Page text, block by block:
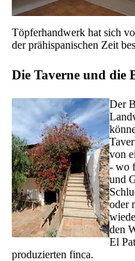
Töpferhandwerk hat sich
der prähispanischen Zeit
Die Taverne und die
Der
von
- wo
und
oder
den
El
produzierten finca.